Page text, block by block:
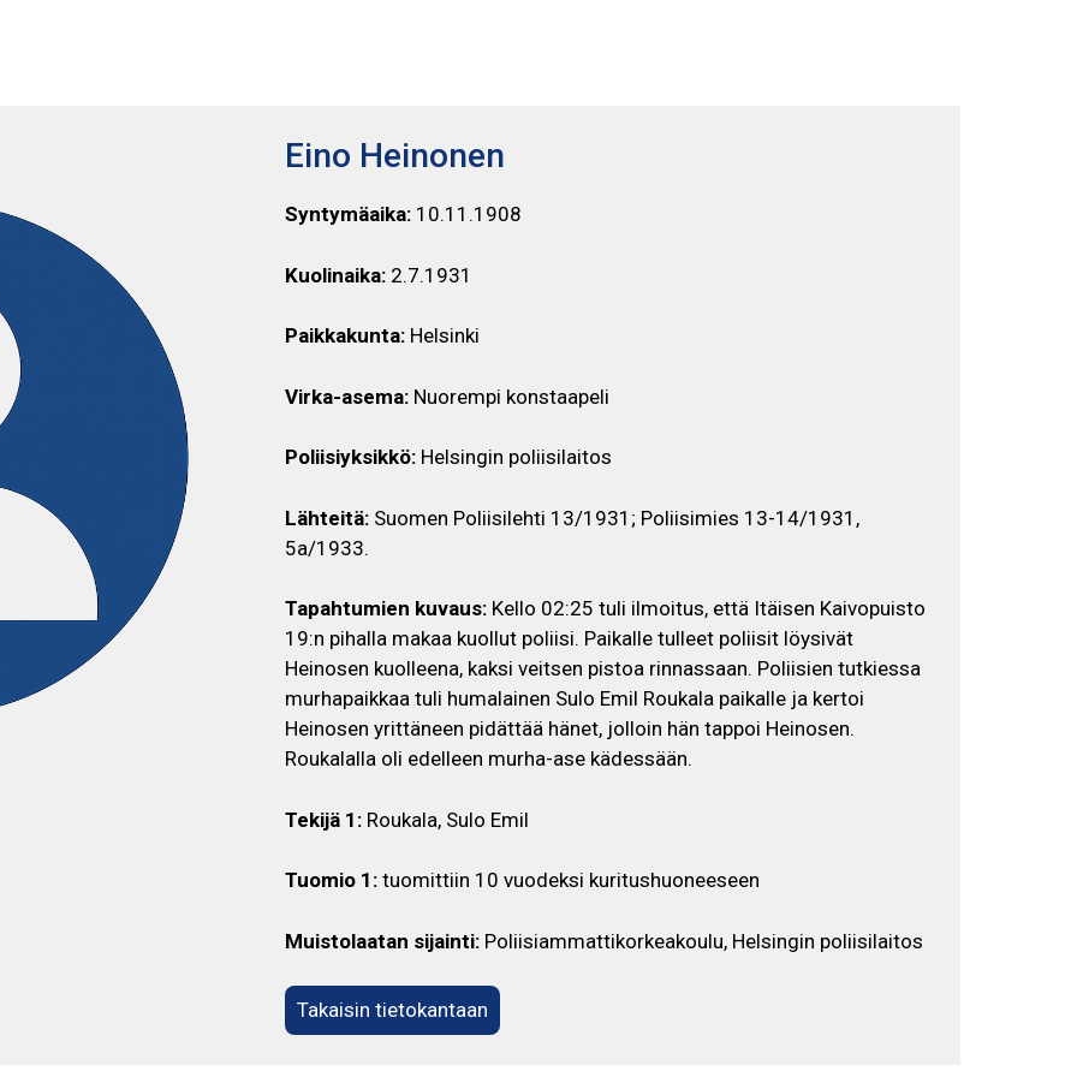
Eino Heinonen
Syntymäaika:10.11.1908
Kuolinaika:2.7.1931
Paikkakunta:Helsinki
Virka-asema:Nuorempi konstaapeli
Poliisiyksikkö:Helsingin poliisilaitos
Lähteitä:Suomen Poliisilehti 13/1931; Poliisimies 13-14/1931,
5a/1933.
Tapahtumien kuvaus:Kello 02:25 tuli ilmoitus, että Itäisen Kaivopuisto
19:n pihalla makaa kuollut poliisi. Paikalle tulleet poliisit löysivät
Heinosen kuolleena, kaksi veitsen pistoa rinnassaan. Poliisien tutkiessa
murhapaikkaa tuli humalainen Sulo Emil Roukala paikalle ja kertoi
Heinosen yrittäneen pidättää hänet, jolloin hän tappoi Heinosen.
Roukalalla oli edelleen murha-ase kädessään.
Tekijä 1:Roukala, Sulo Emil
Tuomio 1:tuomittiin 10 vuodeksi kuritushuoneeseen
Muistolaatan sijainti:Poliisiammattikorkeakoulu, Helsingin poliisilaitos
Takaisin tietokantaan